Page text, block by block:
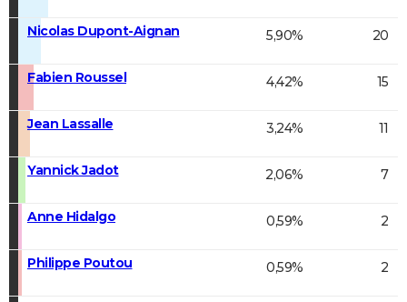
Nicolas Dupont-Aignan 5,90% 20
Fabien Roussel 4,42% 15
Jean Lassalle 3,24% 11
Yannick Jadot 2,06% 7
Anne Hidalgo 0,59% 2
Philippe Poutou 0,59% 2